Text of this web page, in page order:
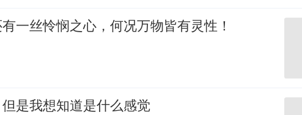
一丝怜悯之心，何况万物皆有灵性！
是我想知道是什么感觉